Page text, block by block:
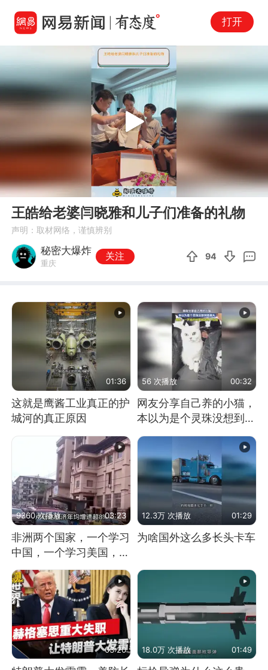
打开
00:00 00:35
Play
王皓给老婆闫晓雅和儿子们准备的礼物
声明：取材网络，谨慎辨别
秘密大爆炸
重庆
关注 94
01:36
这就是鹰酱工业真正的护
城河的真正原因
56 次播放 00:32
网友分享自己养的小猫，
本以为是个灵珠没想到是
9360 次播放 03:23
非洲两个国家，一个学习
中国，一个学习美国，结
果怎么样了？
12.3万 次播放 01:29
为啥国外这么多长头卡车
03:20 18.0万 次播放 01:49